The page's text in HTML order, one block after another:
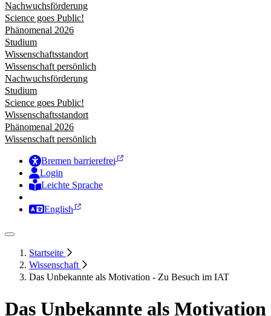
Nachwuchsförderung
Science goes Public!
Phänomenal 2026
Studium
Wissenschaftsstandort
Wissenschaft persönlich
Nachwuchsförderung
Studium
Science goes Public!
Wissenschaftsstandort
Phänomenal 2026
Wissenschaft persönlich
Bremen barrierefrei
Login
Leichte Sprache
English
Startseite
Wissenschaft
Das Unbekannte als Motivation - Zu Besuch im IAT
Das Unbekannte als Motivation